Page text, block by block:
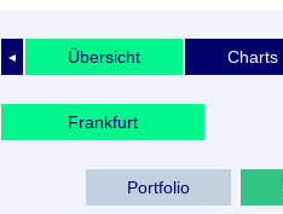
◄ Übersicht Charts
Frankfurt
Portfolio